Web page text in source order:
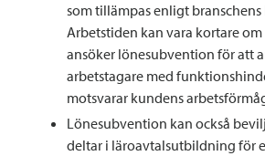
som tillämpas enligt
Arbetstiden kan vara kortare
ansöker lönesubvention för att
arbetstagare med
motsvarar kundens
Lönesubvention kan också
deltar i läroavtalsutbildning för